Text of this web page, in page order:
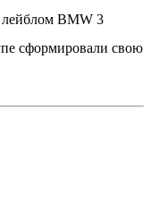
лейблом BMW 3
сформировали свою